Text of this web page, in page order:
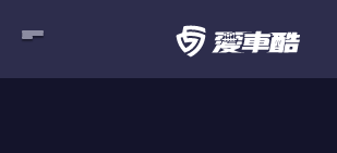
貼文